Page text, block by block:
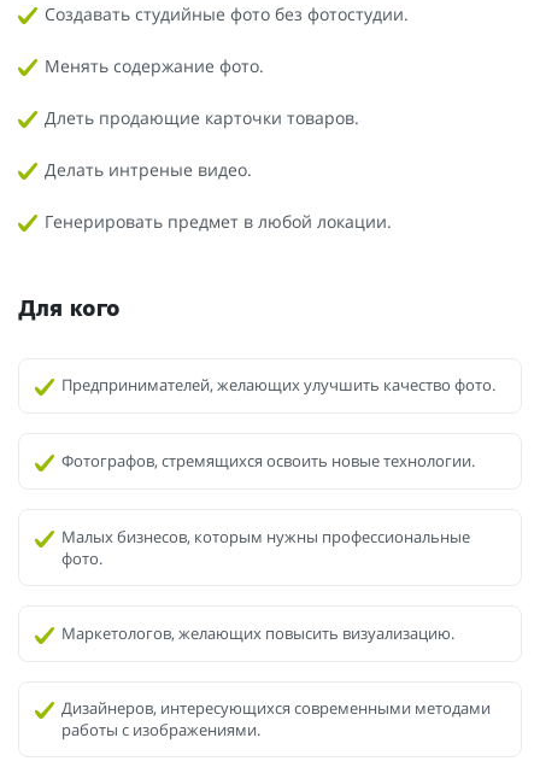
Создавать студийные фото без фотостудии.
Менять содержание фото.
Длеть продающие карточки товаров.
Делать интреные видео.
Генерировать предмет в любой локации.
Для кого
Предпринимателей, желающих улучшить качество фото.
Фотографов, стремящихся освоить новые технологии.
Малых бизнесов, которым нужны профессиональные
фото.
Маркетологов, желающих повысить визуализацию.
Дизайнеров, интересующихся современными методами
работы с изображениями.